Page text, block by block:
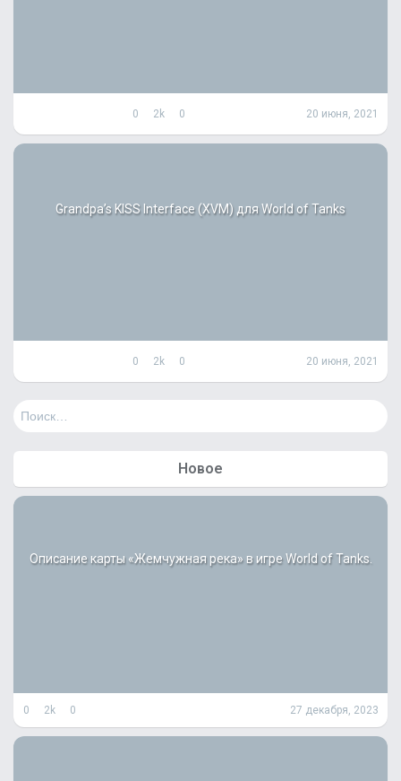
0 2k 0 20 июня, 2021
Grandpa’s KISS Interface (XVM) для World of Tanks
0 2k 0 20 июня, 2021
Н
и
Новое
Описание карты «Жемчужная река» в игре World of Tanks.
0 2k 0 27 декабря, 2023